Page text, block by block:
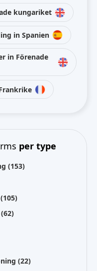
kungariket
in Spanien
in Förenade
per type
(153)
(105)
(62)
(22)